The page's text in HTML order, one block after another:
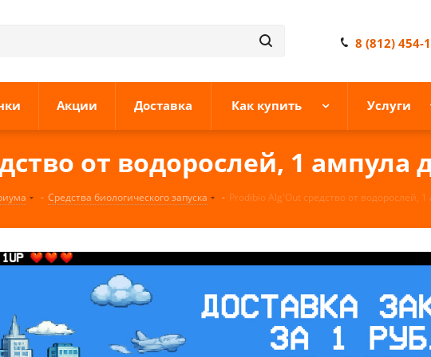
8 (812) 454-
Акции Доставка Как купить Услуги
от водорослей, 1 ампула
- Средства биологического запуска - Prodibio Alg'Out средство от водорослей,